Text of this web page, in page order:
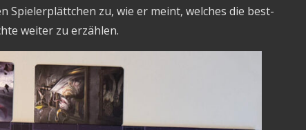
Spielerplättchen zu, wie er meint, welches die best-
weiter zu erzählen.